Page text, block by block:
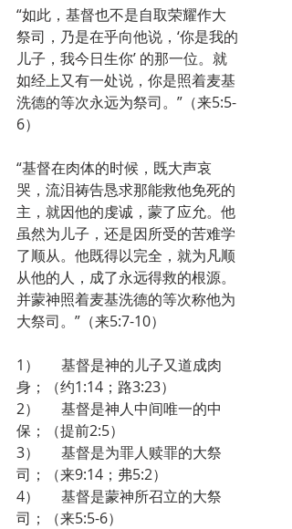
“如此，基督也不是自取荣耀作大
祭司，乃是在乎向他说，‘你是我的
儿子，我今日生你’ 的那一位。就
如经上又有一处说，你是照着麦基
洗德的等次永远为祭司。”（来5:5-
6）
“基督在肉体的时候，既大声哀
哭，流泪祷告恳求那能救他免死的
主，就因他的虔诚，蒙了应允。他
虽然为儿子，还是因所受的苦难学
了顺从。他既得以完全，就为凡顺
从他的人，成了永远得救的根源。
并蒙神照着麦基洗德的等次称他为
大祭司。”（来5:7-10）
1）      基督是神的儿子又道成肉
身；（约1:14；路3:23）
2）      基督是神人中间唯一的中
保；（提前2:5）
3）      基督是为罪人赎罪的大祭
司；（来9:14；弗5:2）
4）      基督是蒙神所召立的大祭
司；（来5:5-6）